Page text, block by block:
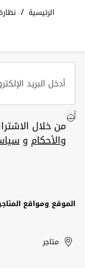
الرئيسية /
من خلال
والأحكام و
الموقع ومواقع
United
Arab
Kuwait
الإمارات
العربية
الكويت
متاجر